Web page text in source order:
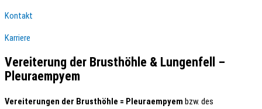
Kontakt
Karriere
Vereiterung der Brusthöhle & Lungenfell –
Pleuraempyem
Vereiterungen der Brusthöhle = Pleuraempyem bzw. des